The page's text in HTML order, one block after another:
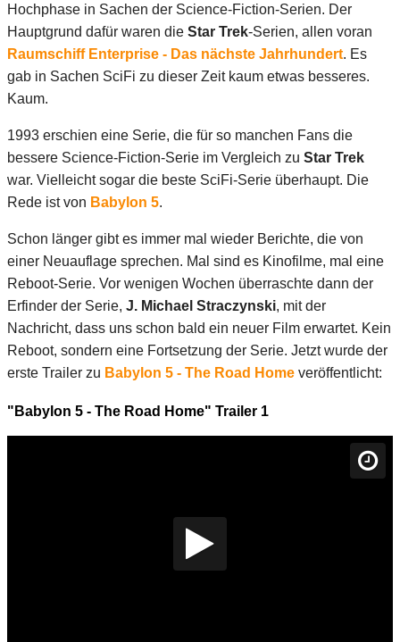
Hochphase in Sachen der Science-Fiction-Serien. Der
Hauptgrund dafür waren die Star Trek-Serien, allen voran
Raumschiff Enterprise - Das nächste Jahrhundert. Es
gab in Sachen SciFi zu dieser Zeit kaum etwas besseres.
Kaum.
1993 erschien eine Serie, die für so manchen Fans die
bessere Science-Fiction-Serie im Vergleich zu Star Trek
war. Vielleicht sogar die beste SciFi-Serie überhaupt. Die
Rede ist von Babylon 5.
Schon länger gibt es immer mal wieder Berichte, die von
einer Neuauflage sprechen. Mal sind es Kinofilme, mal eine
Reboot-Serie. Vor wenigen Wochen überraschte dann der
Erfinder der Serie, J. Michael Straczynski, mit der
Nachricht, dass uns schon bald ein neuer Film erwartet. Kein
Reboot, sondern eine Fortsetzung der Serie. Jetzt wurde der
erste Trailer zu Babylon 5 - The Road Home veröffentlicht:
"Babylon 5 - The Road Home" Trailer 1